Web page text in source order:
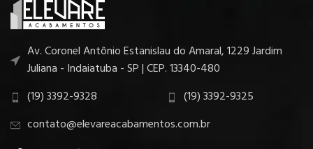
Av. Coronel Antônio Estanislau do Amaral, 1229 Jardim
Juliana - Indaiatuba - SP | CEP. 13340-480
(19) 3392-9328
(19) 3392-9325
contato@elevareacabamentos.com.br